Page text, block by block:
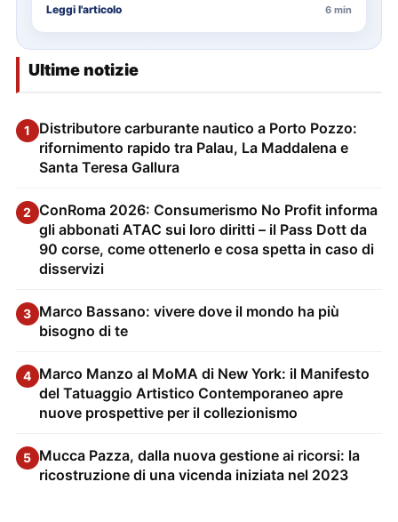
Leggi l'articolo 6 min
Ultime notizie
1
Distributore carburante nautico a Porto Pozzo:
rifornimento rapido tra Palau, La Maddalena e
Santa Teresa Gallura
2 ConRoma 2026: Consumerismo No Profit informa
gli abbonati ATAC sui loro diritti – il Pass Dott da
90 corse, come ottenerlo e cosa spetta in caso di
disservizi
3 Marco Bassano: vivere dove il mondo ha più
bisogno di te
4 Marco Manzo al MoMA di New York: il Manifesto
del Tatuaggio Artistico Contemporaneo apre
nuove prospettive per il collezionismo
5 Mucca Pazza, dalla nuova gestione ai ricorsi: la
ricostruzione di una vicenda iniziata nel 2023